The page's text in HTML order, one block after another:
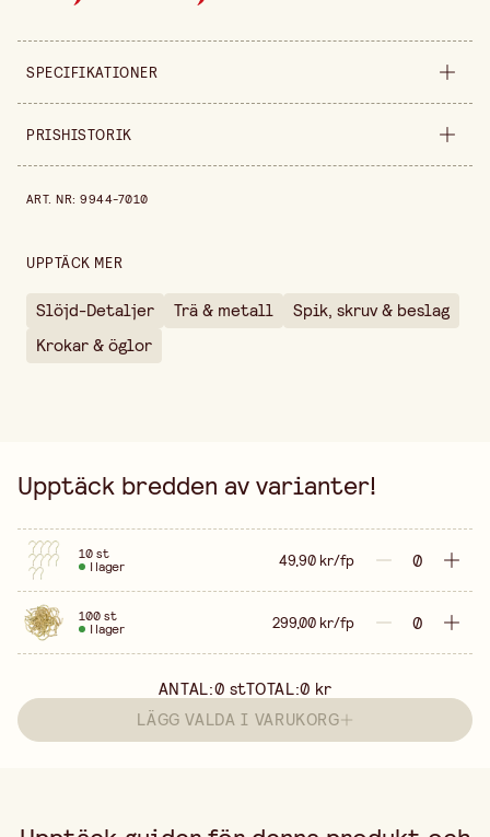
SPECIFIKATIONER
Produktvariant 10 st
Säljs i
PRISHISTORIK
ART. NR:9944-7010
UPPTÄCK MER
Slöjd-Detaljer Trä & metall
Spik, skruv & beslag
Krokar & öglor
Upptäck bredden av varianter!
10 st
I lager 49,90 kr/fp
100 st
I lager 299,00 kr/fp
ANTAL:0 stTOTAL:0 kr
LÄGG VALDA I VARUKORG